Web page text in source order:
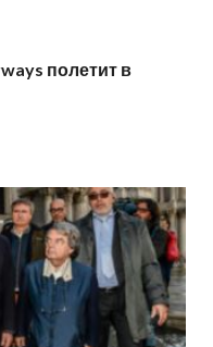
полетит в